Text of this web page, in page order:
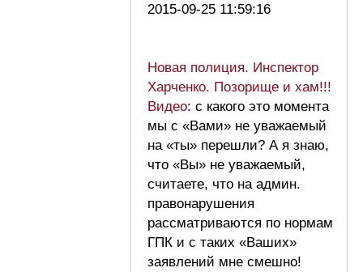
2015-09-25 11:59:16
Новая полиция. Инспектор
Харченко. Позорище и хам!!!
Видео: с какого это момента
мы с «Вами» не уважаемый
на «ты» перешли? А я знаю,
что «Вы» не уважаемый,
считаете, что на админ.
правонарушения
рассматриваются по нормам
ГПК и с таких «Ваших»
заявлений мне смешно!